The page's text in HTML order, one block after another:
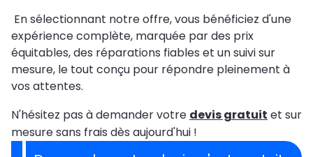
En sélectionnant notre offre, vous bénéficiez d'une
expérience complète, marquée par des prix
équitables, des réparations fiables et un suivi sur
mesure, le tout conçu pour répondre pleinement à
vos attentes.
N'hésitez pas à demander votre devis gratuit et sur
mesure sans frais dès aujourd'hui !